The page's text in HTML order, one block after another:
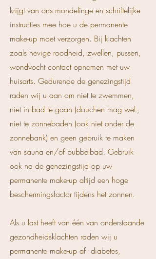
krijgt van ons mondelinge en schriftelijke
instructies mee hoe u de permanente
make-up moet verzorgen. Bij klachten
zoals hevige roodheid, zwellen, pussen,
wondvocht contact opnemen met uw
huisarts. Gedurende de genezingstijd
raden wij u aan om niet te zwemmen,
niet in bad te gaan (douchen mag wel-,
niet te zonnebaden (ook niet onder de
zonnebank) en geen gebruik te maken
van sauna en/of bubbelbad. Gebruik
ook na de genezingstijd op uw
permanente make-up altijd een hoge
beschermingsfactor tijdens het zonnen.
Als u last heeft van één van onderstaande
gezondheidsklachten raden wij u
permanente make-up af: diabetes,